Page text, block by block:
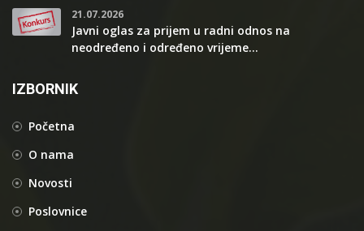
21.07.2026
Javni oglas za prijem u radni odnos na
neodređeno i određeno vrijeme...
IZBORNIK
Početna
O nama
Novosti
Poslovnice